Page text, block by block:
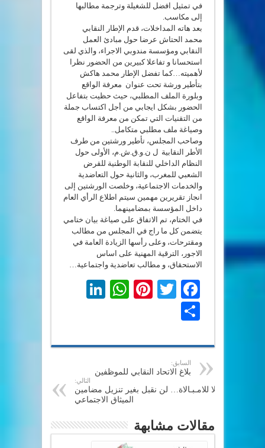
في تمثيل افضل للشغيلة وترجمة مطالبها
إلى مكاسب.
بعد هاته المداخلات، قدم الإطار النقابي
محمد الحتاش عرضا حول مبادئ العمل
النقابي ومؤسسة مندوبي الاجراء، والذي لقى
استحسانا و تفاعلا كبيرين من الحضور نظرا
لأهميته…كما تفضل الإطار محمد هاكش
بتأطير ورشة تحت عنوان معرفة الواقع
وبلورة الملف المطلبي، حيث حظيت بتفاعل
الحضور بشكل ايجابي من أجل اكتساب جملة
من التقنيات التي تمكن من معرفة الواقع
وصياغة ملف مطلبي متكامل..
وصاحب المجلس، تأطير ورشتين من طرف
الأطر النقابية ل ن.و.ق.ش.م، الأولى حول
النظام الداخلي للنقابة الوطنية للقرض
الشعبي للمغرب، والثانية حول التعاضدية
والخدمات الاجتماعية، وخلصت الورشتين إلى
انجاز تقريرين مهمين سيتم اطلاع الرأي العام
داخل المؤسسة بمضامينهما.
في الختام، تم الاتفاق على صياغة بيان ختامي
يتضمن كل ما راج في المجلس من مطالب
ومقترحات، وعلى رأسها الزيادة العامة في
الاجور، الترقية المهنية على اساس
الاستحقاق، و مطالب تعاضدية واجتماعية…
Facebook
Twitter
Pinterest
WhatsApp
السابق:
بلاغ الاتحاد النقابي للموظفين
التالي:
لا للامـبـالاة… لن نقبل بغير تنزيل مضامين
الميثاق الاجتماعي
مقالات مشابهة